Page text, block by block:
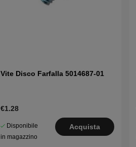
Vite Disco Farfalla 5014687-01
€1.28
Disponibile
in magazzino
Acquista